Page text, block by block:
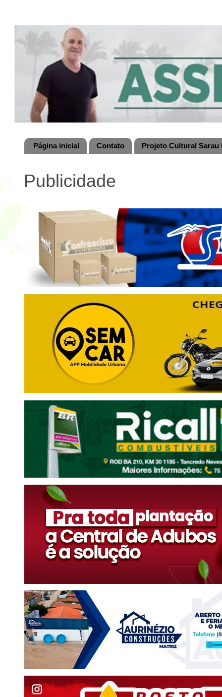
Página inicial Contato Projeto Cultural
Publicidade